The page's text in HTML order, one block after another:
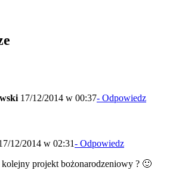
17/12/2014 w 00:37- Odpowiedz
12/2014 w 02:31- Odpowiedz
projekt bożonarodzeniowy ? 🙂